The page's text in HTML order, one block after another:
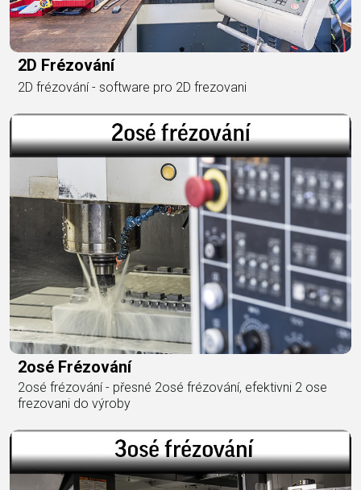
2D Frézování
2D frézování - software pro 2D frezovani
2osé Frézování
2osé frézování - přesné 2osé frézování, efektivni 2 ose
frezovani do výroby